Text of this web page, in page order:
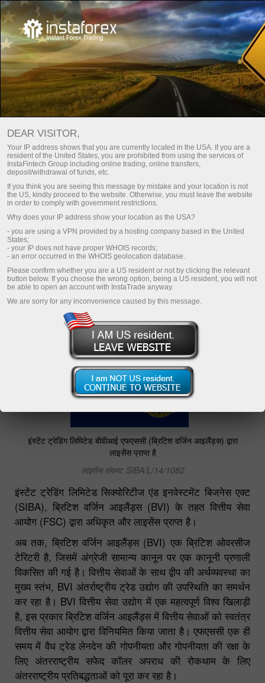
Main हमारे बारे में विनियमन
लाइसेंस और विनियम
InstaFintech Group has been operating in the forex industry
since 2007 and for this period it has managed to firmly
establish itself, reaching the top place in the industry and
introducing innovative IT-solutions. The broker adheres to the
highest levels of quality, working in accordance with the
international laws and local standards of particular countries.
Thanks to that, InstaTrade has a reputation of a reliable
partner which provides its clients with safe trading
environment.
Register a personal account
Open trading account
Open demo account
इंस्टेंट ट्रेडिंग लिमिटेड बीवीआई एफएससी (ब्रिटिश वर्जिन आइलैंड्स) द्वारा
लाइसेंस प्राप्त है
लाइसेंस संख्या: SIBA/L/14/1082
इंस्टेंट ट्रेडिंग लिमिटेड सिक्योरिटीज एंड इनवेस्टमेंट बिजनेस एक्ट
(SIBA), ब्रिटिश वर्जिन आइलैंड्स (BVI) के तहत वित्तीय सेवा
आयोग (FSC) द्वारा अधिकृत और लाइसेंस प्राप्त है।
अब तक, ब्रिटिश वर्जिन आइलैंड्स (BVI) एक ब्रिटिश ओवरसीज
टेरिटरी है, जिसमें अंग्रेजी सामान्य कानून पर एक कानूनी प्रणाली
विकसित की गई है। वित्तीय सेवाओं के साथ द्वीप की अर्थव्यवस्था का
मुख्य स्तंभ, BVI अंतर्राष्ट्रीय ट्रेड उद्योग की उपस्थिति का समर्थन
कर रहा है। BVI वित्तीय सेवा उद्योग में एक महत्वपूर्ण विश्व खिलाड़ी
है, इस प्रकार ब्रिटिश वर्जिन आइलैंड्स में वित्तीय सेवाओं को स्वतंत्र
वित्तीय सेवा आयोग द्वारा विनियमित किया जाता है। एफएससी एक ही
समय में वैध ट्रेड लेनदेन की गोपनीयता और गोपनीयता की रक्षा के
लिए अंतरराष्ट्रीय सफेद कॉलर अपराध की रोकथाम के लिए
अंतरराष्ट्रीय प्रतिबद्धताओं को पूरा कर रहा है।
DEAR VISITOR,
Your IP address shows that you are currently located in the USA. If you are a
resident of the United States, you are prohibited from using the services of
InstaFintech Group including online trading, online transfers,
deposit/withdrawal of funds, etc.
If you think you are seeing this message by mistake and your location is not
the US, kindly proceed to the website. Otherwise, you must leave the website
in order to comply with government restrictions.
Why does your IP address show your location as the USA?
- you are using a VPN provided by a hosting company based in the United
States;
- your IP does not have proper WHOIS records;
- an error occurred in the WHOIS geolocation database.
Please confirm whether you are a US resident or not by clicking the relevant
button below. If you choose the wrong option, being a US resident, you will not
be able to open an account with InstaTrade anyway.
We are sorry for any inconvenience caused by this message.